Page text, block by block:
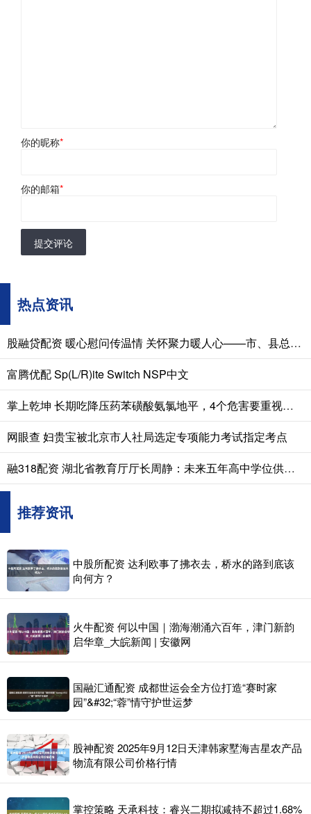
你的昵称*
你的邮箱*
提交评论
热点资讯
股融贷配资 暖心慰问传温情 关怀聚力暖人心——市、县总工会先后走访慰问困难职工和劳模
富腾优配 Sp(L/R)ite Switch NSP中文
掌上乾坤 长期吃降压药苯磺酸氨氯地平，4个危害要重视！ 苯磺酸氨氯地平是国内使
网眼查 妇贵宝被北京市人社局选定专项能力考试指定考点
融318配资 湖北省教育厅厅长周静：未来五年高中学位供给超90%
推荐资讯
中股所配资 达利欧事了拂衣去，桥水的路到底该
向何方？
火牛配资 何以中国｜渤海潮涌六百年，津门新韵
启华章_大皖新闻 | 安徽网
国融汇通配资 成都世运会全方位打造“赛时家
园”&#32;“蓉”情守护世运梦
股神配资 2025年9月12日天津韩家墅海吉星农产品
物流有限公司价格行情
掌控策略 天承科技：睿兴二期拟减持不超过1.68%